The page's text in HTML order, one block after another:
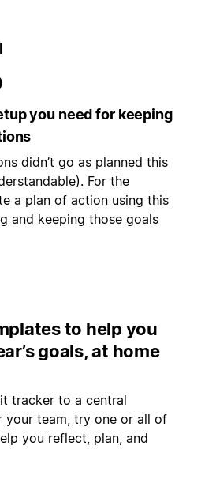
you need for keeping
didn’t go as planned this
For the
a plan of action using this
and keeping those goals
to help you
goals, at home
tracker to a central
your team, try one or all of
you reflect, plan, and